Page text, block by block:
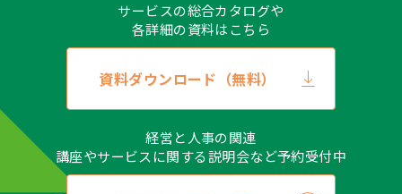
サービスの総合カタログや
各詳細の資料はこちら
資料ダウンロード（無料）
経営と人事の関連
講座やサービスに関する説明会など予約受付中